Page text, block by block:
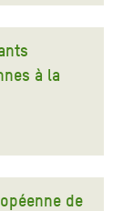
à la
de